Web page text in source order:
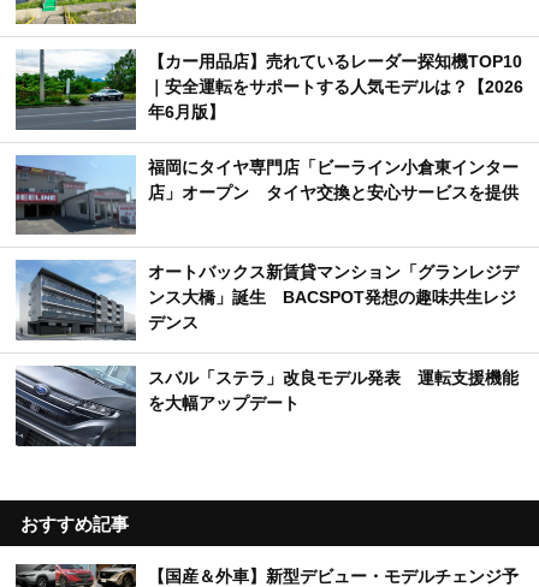
【カー用品店】売れているレーダー探知機TOP10
｜安全運転をサポートする人気モデルは？【2026
年6月版】
福岡にタイヤ専門店「ビーライン小倉東インター
店」オープン タイヤ交換と安心サービスを提供
オートバックス新賃貸マンション「グランレジデ
ンス大橋」誕生 BACSPOT発想の趣味共生レジ
デンス
スバル「ステラ」改良モデル発表 運転支援機能
を大幅アップデート
おすすめ記事
【国産＆外車】新型デビュー・モデルチェンジ予